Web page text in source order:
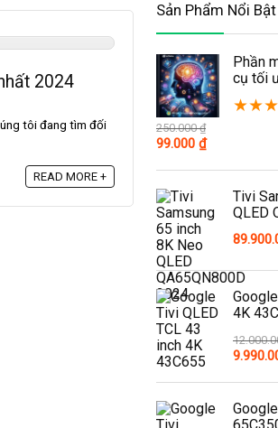
2024
tôi đang tìm đối
READ MORE +
Sản Phẩm Nổi Bật
Phần
cụ tối
★★★
250.000₫
Original
was:
250.000 ₫.
99.000 ₫Current
is:
99.000 ₫.
Tivi
QLED
4K
Original
was: